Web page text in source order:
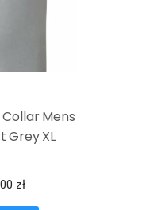
Mens
Grey XL
zł